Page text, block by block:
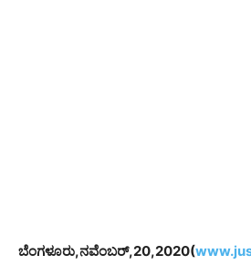
ಬೆಂಗಳೂರು,ನವೆಂಬರ್,20,2020(